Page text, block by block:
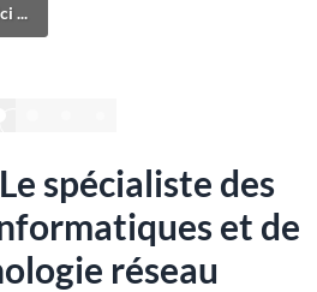
...
spécialiste des
et de
réseau